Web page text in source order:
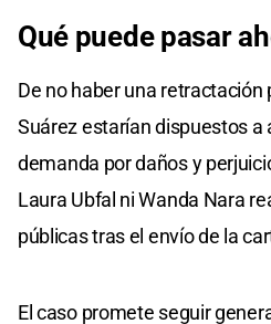
Qué puede pasar
De no haber una retractación
Suárez estarían dispuestos a
demanda por daños y
Laura Ubfal ni Wanda Nara
públicas tras el envío de la
El caso promete seguir